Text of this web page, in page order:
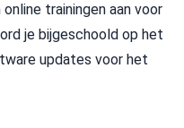
trainingen aan voor
je bijgeschoold op het
updates voor het